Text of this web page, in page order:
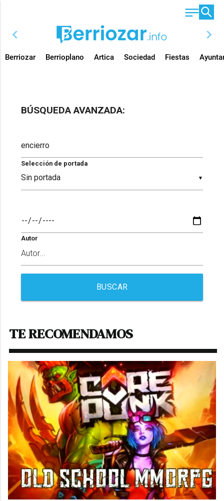
chevron_left chevron_right
Berriozar Berrioplano Artica Sociedad Fiestas
BÚSQUEDA AVANZADA:
▼
Selección de portada
Autor
BUSCAR
TE RECOMENDAMOS